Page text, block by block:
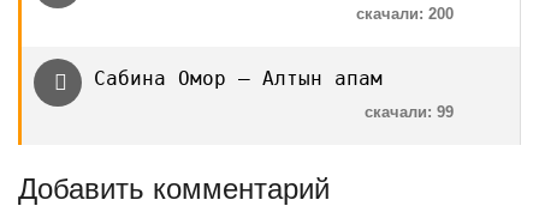
скачали: 200
Сабина Омор — Алтын апам
скачали: 99
Добавить комментарий